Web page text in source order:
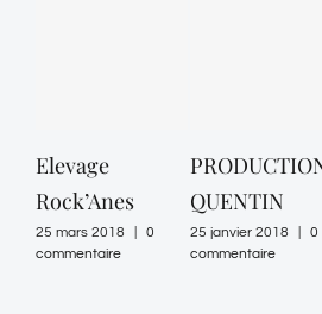
Elevage
Rock’Anes
25 mars 2018
0
commentaire
QUENTIN
25 janvier 2018
0
commentaire